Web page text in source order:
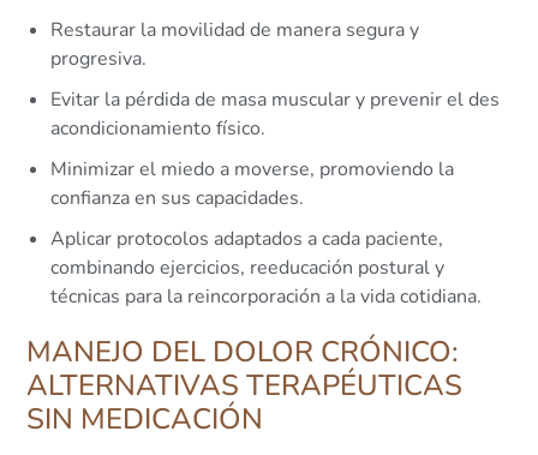
Restaurar la movilidad de manera segura y
progresiva.
Evitar la pérdida de masa muscular y prevenir el des
acondicionamiento físico.
Minimizar el miedo a moverse, promoviendo la
confianza en sus capacidades.
Aplicar protocolos adaptados a cada paciente,
combinando ejercicios, reeducación postural y
técnicas para la reincorporación a la vida cotidiana.
MANEJO DEL DOLOR CRÓNICO:
ALTERNATIVAS TERAPÉUTICAS
SIN MEDICACIÓN